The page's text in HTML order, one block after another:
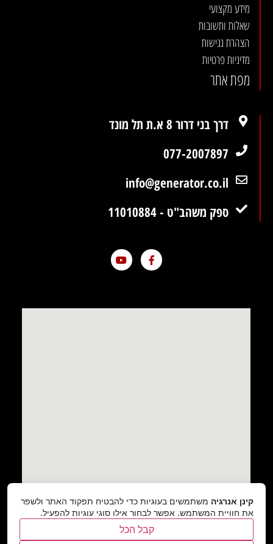
מידע מקצועי
שאלות ותשובות
הצהרת נגישות
מדיניות פרטיות
מפת אתר
דרך בני דרור 8 א.ת תל מונד
077-2007897
info@generator.co.il
ספק משהב"ט - 11010884
קינן אנרגיה משתמשים בעוגיות כדי להבטיח תפקוד האתר ולשפר
את חוויית המשתמש. אפשר לבחור אילו סוגי עוגיות להפעיל.
קבל הכל